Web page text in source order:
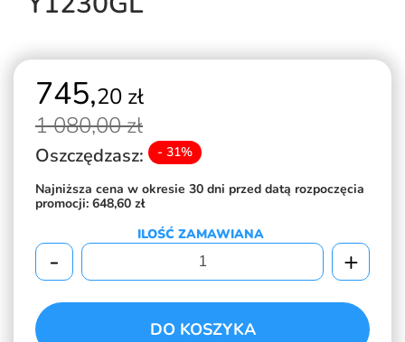
745,20 zł
1 080,00 zł
Oszczędzasz: - 31%
Najniższa cena w okresie 30 dni przed datą rozpoczęcia
promocji: 648,60 zł
ILOŚĆ ZAMAWIANA
- +
DO KOSZYKA